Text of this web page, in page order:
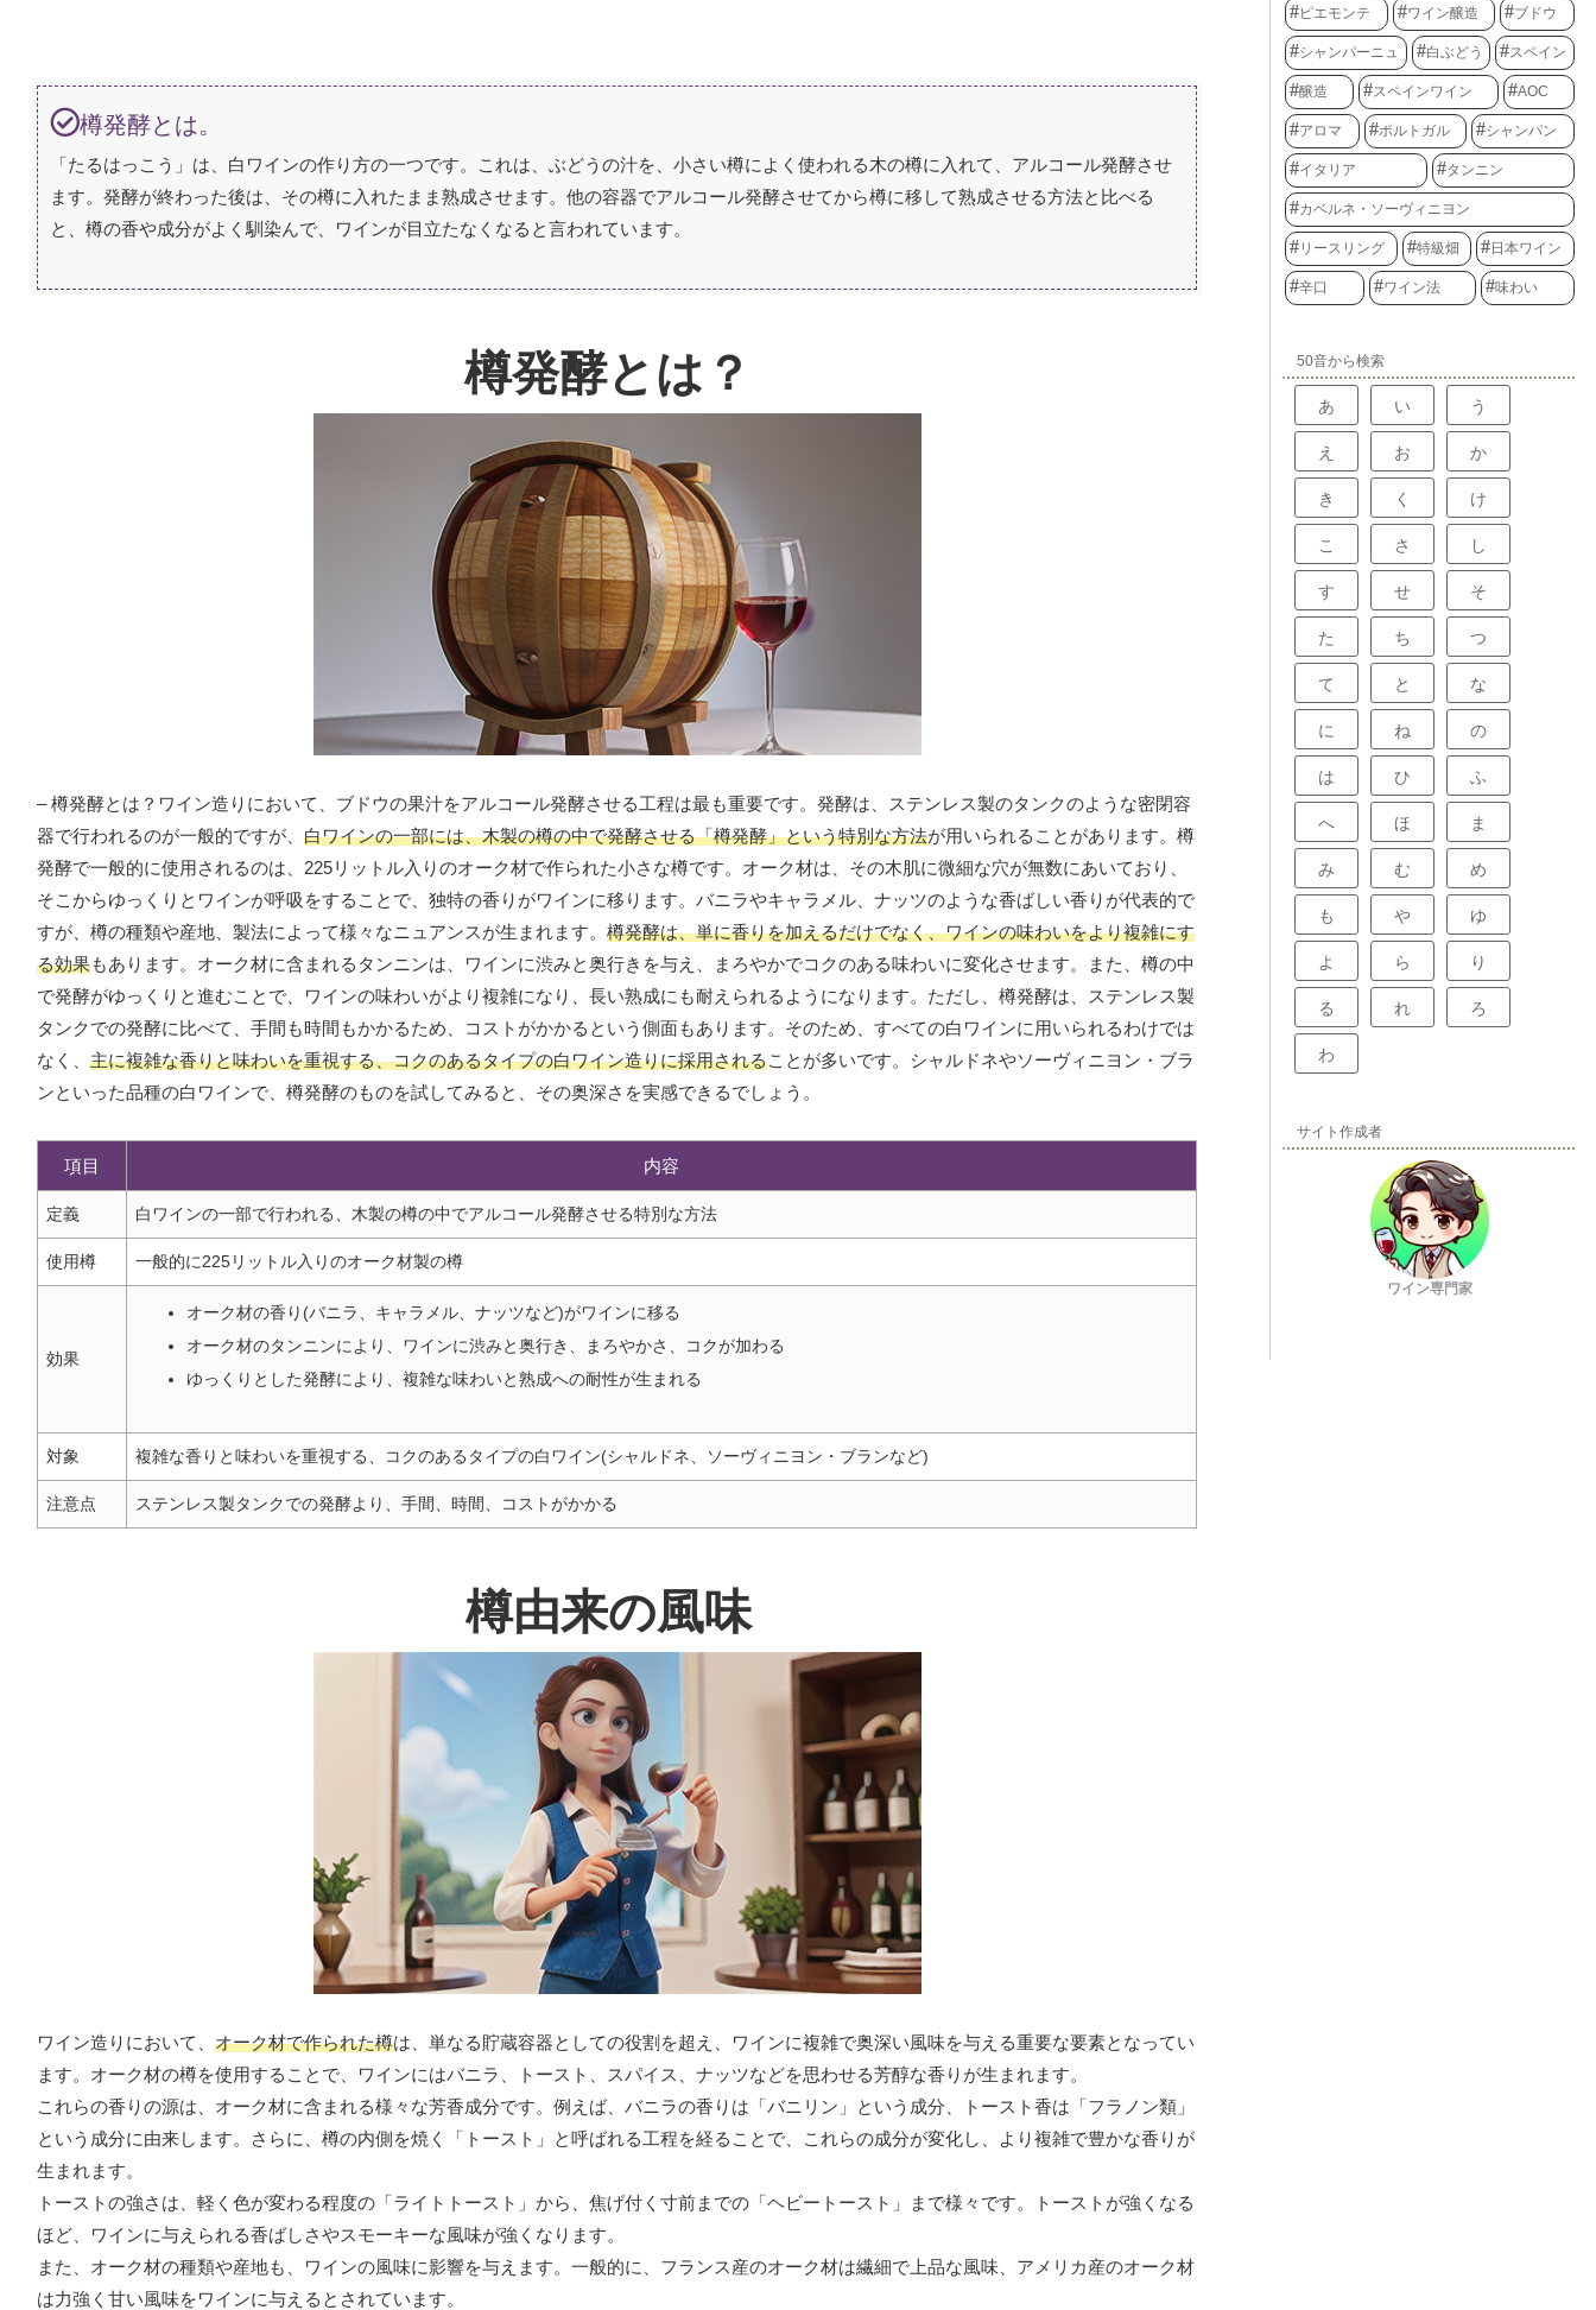
樽発酵とは。
「たるはっこう」は、白ワインの作り方の一つです。これは、ぶどうの汁を、小さい樽によく使われる木の樽に入れて、アルコール発酵させ
ます。発酵が終わった後は、その樽に入れたまま熟成させます。他の容器でアルコール発酵させてから樽に移して熟成させる方法と比べる
と、樽の香や成分がよく馴染んで、ワインが目立たなくなると言われています。
樽発酵とは？
– 樽発酵とは？ワイン造りにおいて、ブドウの果汁をアルコール発酵させる工程は最も重要です。発酵は、ステンレス製のタンクのような密閉容
器で行われるのが一般的ですが、 白ワインの一部には、木製の樽の中で発酵させる「樽発酵」という特別な方法が用いられることがあります。樽
発酵で一般的に使用されるのは、225リットル入りのオーク材で作られた小さな樽です。オーク材は、その木肌に微細な穴が無数にあいており、
そこからゆっくりとワインが呼吸をすることで、独特の香りがワインに移ります。バニラやキャラメル、ナッツのような香ばしい香りが代表的で
すが、樽の種類や産地、製法によって様々なニュアンスが生まれます。 樽発酵は、単に香りを加えるだけでなく、ワインの味わいをより複雑にす
る効果もあります。オーク材に含まれるタンニンは、ワインに渋みと奥行きを与え、まろやかでコクのある味わいに変化させます。また、樽の中
で発酵がゆっくりと進むことで、ワインの味わいがより複雑になり、長い熟成にも耐えられるようになります。ただし、樽発酵は、ステンレス製
タンクでの発酵に比べて、手間も時間もかかるため、コストがかかるという側面もあります。そのため、すべての白ワインに用いられるわけでは
なく、 主に複雑な香りと味わいを重視する、コクのあるタイプの白ワイン造りに採用されることが多いです。シャルドネやソーヴィニヨン・ブラ
ンといった品種の白ワインで、樽発酵のものを試してみると、その奥深さを実感できるでしょう。
項目 内容
定義 白ワインの一部で行われる、木製の樽の中でアルコール発酵させる特別な方法
使用樽 一般的に225リットル入りのオーク材製の樽
効果
オーク材の香り(バニラ、キャラメル、ナッツなど)がワインに移る
オーク材のタンニンにより、ワインに渋みと奥行き、まろやかさ、コクが加わる
ゆっくりとした発酵により、複雑な味わいと熟成への耐性が生まれる
対象 複雑な香りと味わいを重視する、コクのあるタイプの白ワイン(シャルドネ、ソーヴィニヨン・ブランなど)
注意点 ステンレス製タンクでの発酵より、手間、時間、コストがかかる
樽由来の風味
ワイン造りにおいて、 オーク材で作られた樽は、単なる貯蔵容器としての役割を超え、ワインに複雑で奥深い風味を与える重要な要素となってい
ます。オーク材の樽を使用することで、ワインにはバニラ、トースト、スパイス、ナッツなどを思わせる芳醇な香りが生まれます。
これらの香りの源は、オーク材に含まれる様々な芳香成分です。例えば、バニラの香りは「バニリン」という成分、トースト香は「フラノン類」
という成分に由来します。さらに、樽の内側を焼く「トースト」と呼ばれる工程を経ることで、これらの成分が変化し、より複雑で豊かな香りが
生まれます。
トーストの強さは、軽く色が変わる程度の「ライトトースト」から、焦げ付く寸前までの「ヘビートースト」まで様々です。トーストが強くなる
ほど、ワインに与えられる香ばしさやスモーキーな風味が強くなります。
また、オーク材の種類や産地も、ワインの風味に影響を与えます。一般的に、フランス産のオーク材は繊細で上品な風味、アメリカ産のオーク材
は力強く甘い風味をワインに与えるとされています。
ピエモンテ ワイン醸造 ブドウ
シャンパーニュ 白ぶどう スペイン
醸造 スペインワイン AOC
アロマ ポルトガル シャンパン
イタリア タンニン
カベルネ・ソーヴィニヨン
リースリング 特級畑 日本ワイン
辛口 ワイン法 味わい
50音から検索
あ い う
え お か
き く け
こ さ し
す せ そ
た ち つ
て と な
に ね の
は ひ ふ
へ ほ ま
み む め
も や ゆ
よ ら り
る れ ろ
わ
サイト作成者
ワイン専門家